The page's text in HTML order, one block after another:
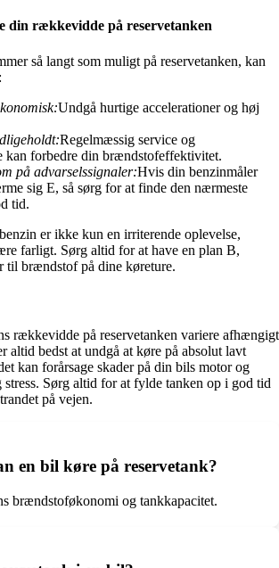
din rækkevidde på reservetanken
så langt som muligt på reservetanken, kan
Undgå hurtige accelerationer og høj
Regelmæssig service og
kan forbedre din brændstofeffektivitet.
på advarselssignaler:Hvis din benzinmåler
sig E, så sørg for at finde den nærmeste
tid.
er ikke kun en irriterende oplevelse,
farligt. Sørg altid for at have en plan B,
til brændstof på dine køreture.
rækkevidde på reservetanken variere afhængigt
altid bedst at undgå at køre på absolut lavt
kan forårsage skader på din bils motor og
stress. Sørg altid for at fylde tanken op i god tid
på vejen.
en bil køre på reservetank?
brændstoføkonomi og tankkapacitet.